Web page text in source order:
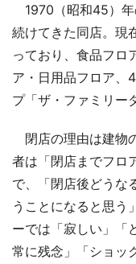
1970（昭和45）年
続けてきた同店。現
っており、食品フロ
ア・日用品フロア、
プ「ザ・ファミリー
閉店の理由は建物
者は「閉店までフロ
で、「閉店後どうな
うことになると思う
ーでは「寂しい」「
常に残念」「ショッ